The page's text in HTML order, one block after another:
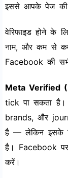
इससे आपके पेज की
वेरिफाइड होने के
नाम, और कम से कम
Facebook की
Meta Verified
tick पा सकता
brands, और
है — लेकिन इसके
है। Facebook
करें।